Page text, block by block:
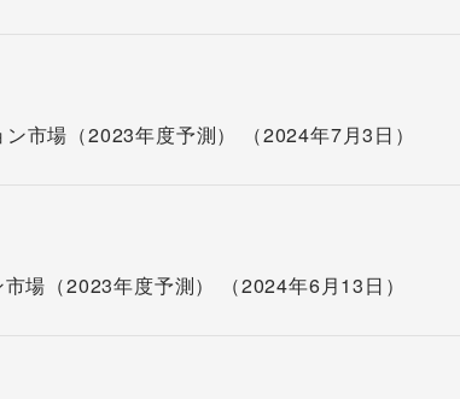
市場（2023年度予測） （2024年7月3日）
場（2023年度予測） （2024年6月13日）